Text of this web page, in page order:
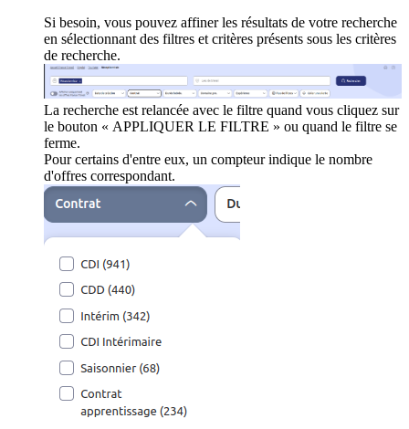
Si besoin, vous pouvez affiner les résultats de votre recherche
en sélectionnant des filtres et critères présents sous les critères
de recherche.
La recherche est relancée avec le filtre quand vous cliquez sur
le bouton « APPLIQUER LE FILTRE » ou quand le filtre se
ferme.
Pour certains d'entre eux, un compteur indique le nombre
d'offres correspondant.